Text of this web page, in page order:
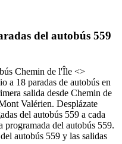
del autobús 559
Chemin de l'Île <>
a 18 paradas de autobús en
salida desde Chemin de
Valérien. Desplázate
del autobús 559 a cada
programada del autobús 559.
autobús 559 y las salidas